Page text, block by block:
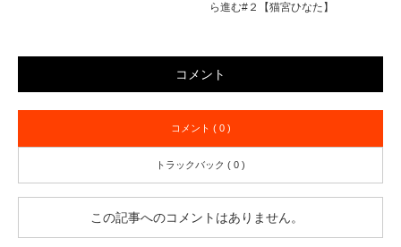
ら進む#２【猫宮ひなた】
コメント
コメント ( 0 )
トラックバック ( 0 )
この記事へのコメントはありません。